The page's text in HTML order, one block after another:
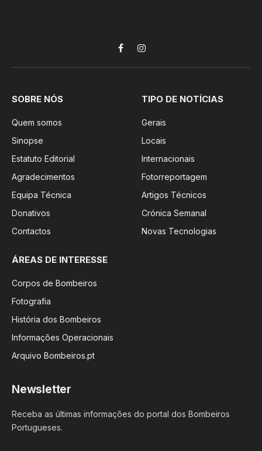
FacebookInstagram
SOBRE NÓS
Quem somos
Sinopse
Estatuto Editorial
Agradecimentos
Equipa Técnica
Donativos
Contactos
TIPO DE NOTÍCIAS
Gerais
Locais
Internacionais
Fotorreportagem
Artigos Técnicos
Crónica Semanal
Novas Tecnologias
ÁREAS DE INTERESSE
Corpos de Bombeiros
Fotografia
História dos Bombeiros
Informações Operacionais
Arquivo Bombeiros.pt
Newsletter
Receba as últimas informações do portal dos Bombeiros
Portugueses.